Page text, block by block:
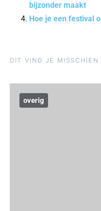
bijzonder maakt
Hoe je een festival
DIT VIND JE MISSCHIEN
overig